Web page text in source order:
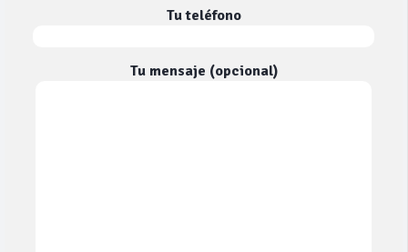
Tu teléfono
Tu mensaje (opcional)